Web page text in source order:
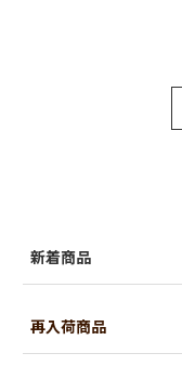
新着商品
再入荷商品